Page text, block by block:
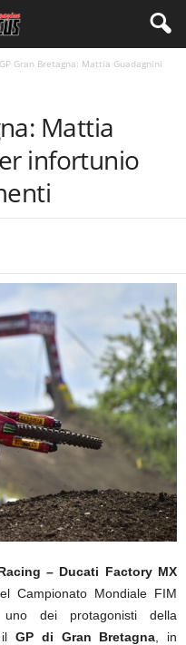
Gran Bretagna: Mattia Guadagnini
Mattia
infortunio
– Ducati Factory MX
Campionato Mondiale FIM
uno dei protagonisti della
ilGP di Gran Bretagna , in